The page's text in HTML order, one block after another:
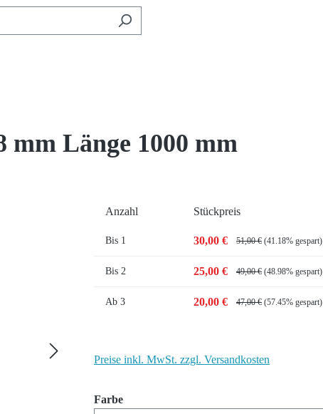
Länge 1000 mm
Anzahl Stückpreis
Bis 1 30,00 € 51,00 € (41.18% gespart)
Bis 2 25,00 € 49,00 € (48.98% gespart)
Ab 3 20,00 € 47,00 € (57.45% gespart)
Preise inkl. MwSt. zzgl. Versandkosten
Farbeauswählen